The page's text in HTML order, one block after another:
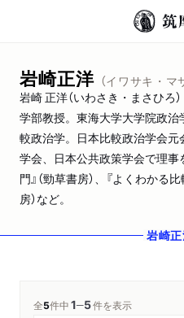
岩崎正洋 （イワサキ・マ
岩崎 正洋（いわさき・まさひろ
学部教授。東海大学大学院政
較政治学。日本比較政治学会
学会、日本公共政策学会で理事
門』（勁草書房）、『よくわかる
房）など。
岩崎
全5件中1─5件を表示